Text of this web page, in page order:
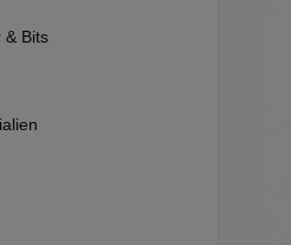
& Bits